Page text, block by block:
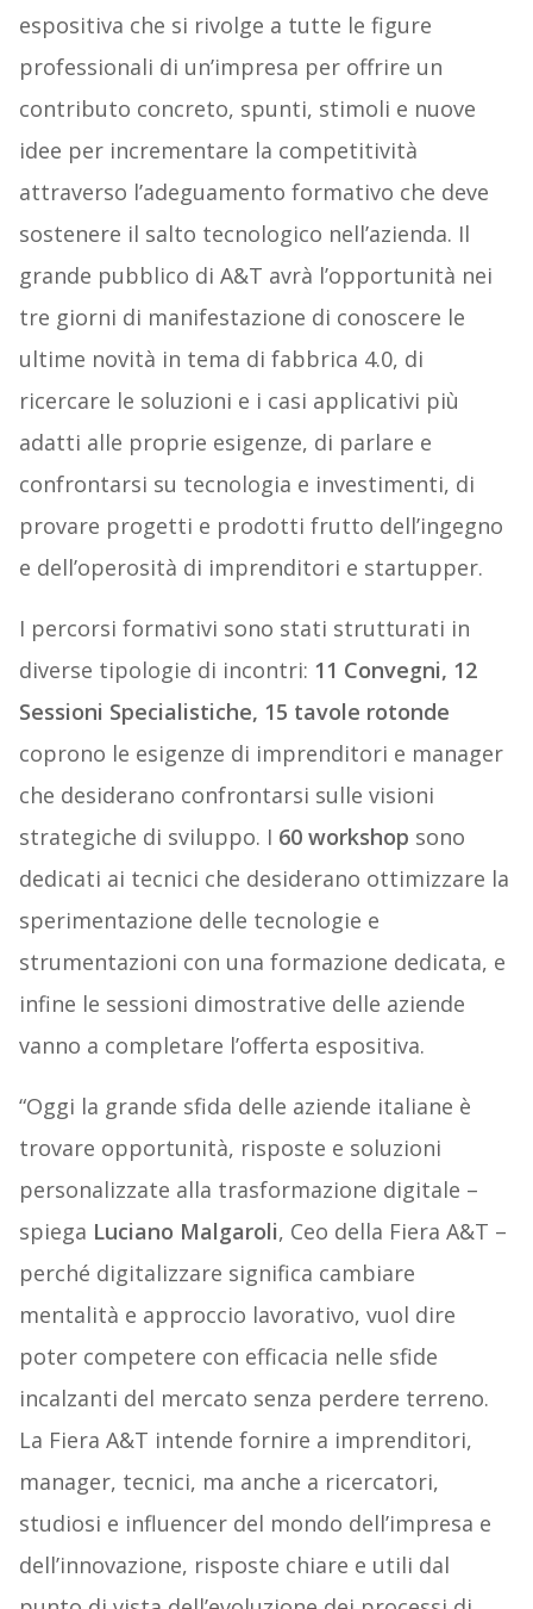
espositiva che si rivolge a tutte le figure
professionali di un’impresa per offrire un
contributo concreto, spunti, stimoli e nuove
idee per incrementare la competitività
attraverso l’adeguamento formativo che deve
sostenere il salto tecnologico nell’azienda. Il
grande pubblico di A&T avrà l’opportunità nei
tre giorni di manifestazione di conoscere le
ultime novità in tema di fabbrica 4.0, di
ricercare le soluzioni e i casi applicativi più
adatti alle proprie esigenze, di parlare e
confrontarsi su tecnologia e investimenti, di
provare progetti e prodotti frutto dell’ingegno
e dell’operosità di imprenditori e startupper.
I percorsi formativi sono stati strutturati in
diverse tipologie di incontri: 11 Convegni, 12
Sessioni Specialistiche, 15 tavole rotonde
coprono le esigenze di imprenditori e manager
che desiderano confrontarsi sulle visioni
strategiche di sviluppo. I 60 workshop sono
dedicati ai tecnici che desiderano ottimizzare la
sperimentazione delle tecnologie e
strumentazioni con una formazione dedicata, e
infine le sessioni dimostrative delle aziende
vanno a completare l’offerta espositiva.
“Oggi la grande sfida delle aziende italiane è
trovare opportunità, risposte e soluzioni
personalizzate alla trasformazione digitale –
spiega Luciano Malgaroli, Ceo della Fiera A&T –
perché digitalizzare significa cambiare
mentalità e approccio lavorativo, vuol dire
poter competere con efficacia nelle sfide
incalzanti del mercato senza perdere terreno.
La Fiera A&T intende fornire a imprenditori,
manager, tecnici, ma anche a ricercatori,
studiosi e influencer del mondo dell’impresa e
dell’innovazione, risposte chiare e utili dal